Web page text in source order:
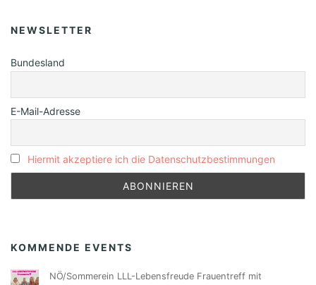
NEWSLETTER
Bundesland
E-Mail-Adresse
Hiermit akzeptiere ich die Datenschutzbestimmungen
KOMMENDE EVENTS
NÖ/Sommerein LLL-Lebensfreude Frauentreff mit